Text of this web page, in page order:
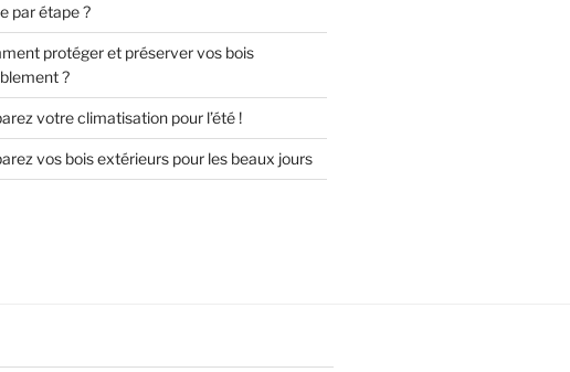
par étape ?
protéger et préserver vos bois
?
votre climatisation pour l’été !
vos bois extérieurs pour les beaux jours